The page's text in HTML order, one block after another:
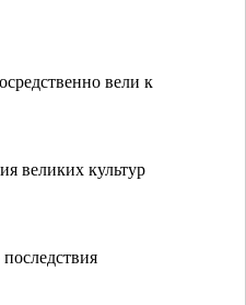
вели к
великих культур